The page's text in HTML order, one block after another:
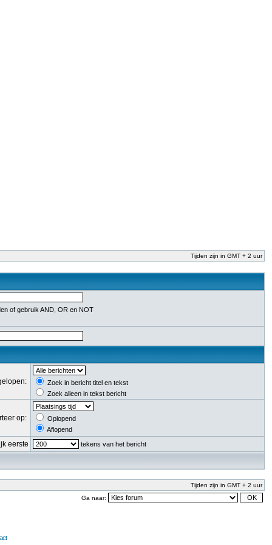
Tijden zijn in GMT + 2 uur
of gebruik AND, OR en NOT
Zoek in bericht titel en tekst
Zoek alleen in tekst bericht
op:
Oplopend
Aflopend
eerste tekens van het bericht
Tijden zijn in GMT + 2 uur
Ga naar: